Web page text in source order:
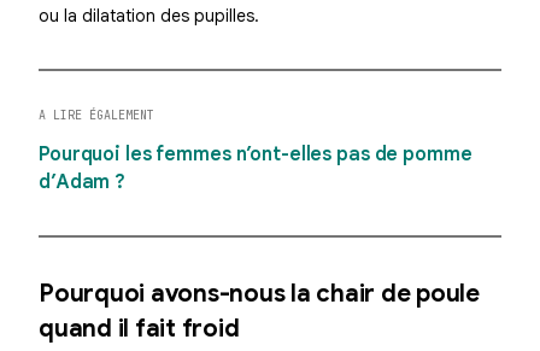
ou la dilatation des pupilles.
A LIRE ÉGALEMENT
Pourquoi les femmes n’ont-elles pas de pomme
d’Adam ?
Pourquoi avons-nous la chair de poule
quand il fait froid